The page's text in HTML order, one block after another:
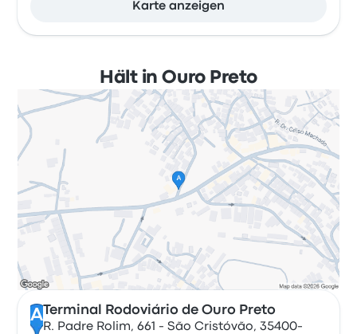
Karte anzeigen
Hält in Ouro Preto
A Terminal Rodoviário de Ouro Preto
R. Padre Rolim, 661 - São Cristóvão, 35400-